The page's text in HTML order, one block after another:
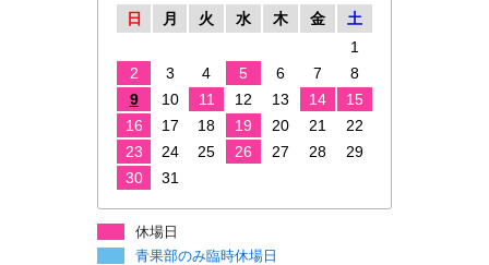
日
月 火 水 木 金
土
1
2
3 4 5 6 7
8
9
10 11 12 13 14
15
16
17 18 19 20 21
22
23
24 25 26 27 28
29
30
31
休場日
青果部のみ臨時休場日